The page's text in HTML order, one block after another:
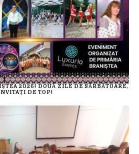
2026! DOUĂ ZILE DE SĂRBĂTOARE,
DE TOP!